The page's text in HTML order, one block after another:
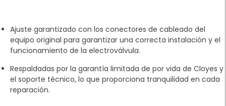
Ajuste garantizado con los conectores de cableado del
equipo original para garantizar una correcta instalación y el
funcionamiento de la electroválvula.
Respaldadas por la garantía limitada de por vida de Cloyes y
el soporte técnico, lo que proporciona tranquilidad en cada
reparación.